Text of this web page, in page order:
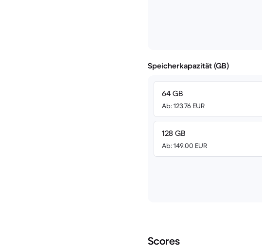
Speicherkapazität (GB)
64 GB
Ab: 123.76 EUR
128 GB
Ab: 149.00 EUR
Scores